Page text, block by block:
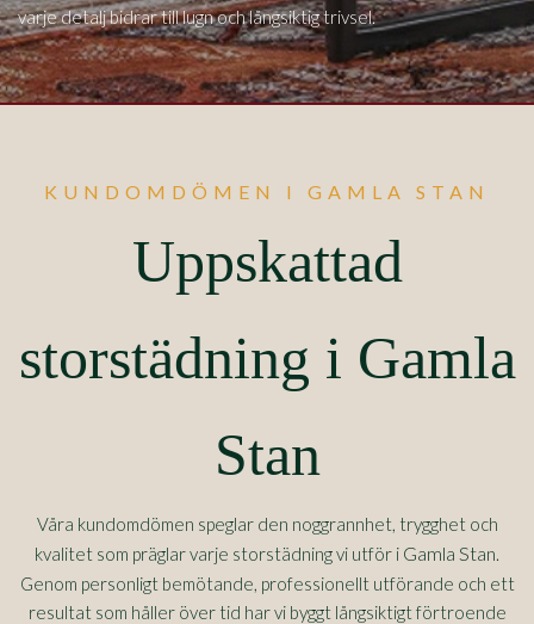
varje detalj bidrar till lugn och långsiktig trivsel.
KUNDOMDÖMEN I GAMLA STAN
Uppskattad
storstädning i Gamla
Stan
Våra kundomdömen speglar den noggrannhet, trygghet och
kvalitet som präglar varje storstädning vi utför i Gamla Stan
Genom personligt bemötande, professionellt utförande och ett
resultat som håller över tid har vi byggt långsiktigt förtroende